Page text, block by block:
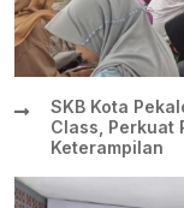
SKB Kota
Class, Perkuat
Keterampilan